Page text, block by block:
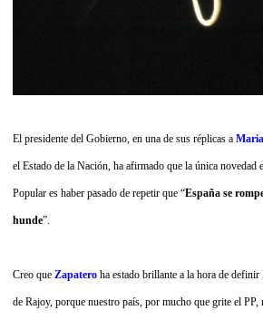
El presidente del Gobierno, en una de sus réplicas a
el Estado de la Nación, ha afirmado que la única novedad
Popular es haber pasado de repetir que “España se
hunde”.
Creo que Zapatero ha estado brillante a la hora de definir
de Rajoy, porque nuestro país, por mucho que grite el PP,